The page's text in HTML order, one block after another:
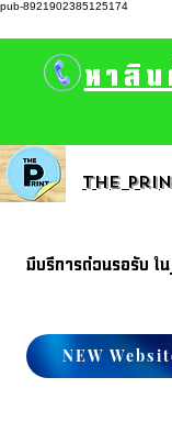
pub-8921902385125174
หาสิ
The
มีบรีการด่วนรอรับ ใน
NEW